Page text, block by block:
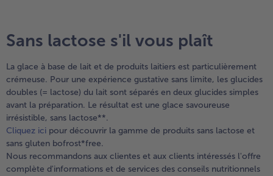
Sans lactose s'il vous plaît
La glace à base de lait et de produits laitiers est particulièrement
crémeuse. Pour une expérience gustative sans limite, les glucides
doubles (= lactose) du lait sont séparés en deux glucides simples
avant la préparation. Le résultat est une glace savoureuse
irrésistible, sans lactose**.
Cliquez ici pour découvrir la gamme de produits sans lactose et
sans gluten bofrost*free.
Nous recommandons aux clientes et aux clients intéressés l'offre
complète d'informations et de services des conseils nutritionnels